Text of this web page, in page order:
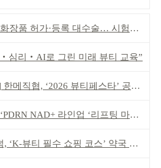
품 허가·등록 대수술… 시험자료 공용 허용
심리‧AI로 그린 미래 뷰티 교육”
메직협, ‘2026 뷰티페스타’ 공동 주최
NAD+ 라인업 ‘리프팅 마스크’ 출시
‘K-뷰티 필수 쇼핑 코스’ 약국 공략